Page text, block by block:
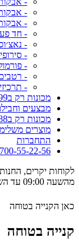
- אבקות
-
- חד
-
-
-
-
-
מכונות רק ב999 ש"ח
מבצעים
מכונות רק ב1888 ש"ח
מוצרים
התחברות
55-22-56
לקוחות יקרים,
מהשעה 09:00 עד השעה 17:00 . המסילה 17 נשר .
כאן הקנייה בטוחה
קנייה בטוחה